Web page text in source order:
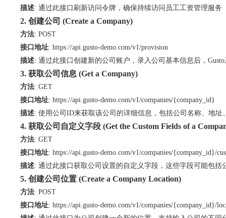
描述: 通过此接口刷新访问令牌，确保持续访问员工工资管理服
2. 创建公司 (Create a Company)
方法: POST
接口地址: https://api.gusto-demo.com/v1/provision
描述: 通过此接口创建新的公司账户，录入公司基本信息后，
3. 获取公司信息 (Get a Company)
方法: GET
接口地址: https://api.gusto-demo.com/v1/companies/{company_id}
描述: 使用公司ID来获取该公司的详细信息，包括公司名称、地址
4. 获取公司自定义字段 (Get the Custom Fields of a
方法: GET
接口地址: https://api.gusto-demo.com/v1/companies/{company_id}/
描述: 通过此接口获取公司设置的自定义字段，这些字段可能包
5. 创建公司位置 (Create a Company Location)
方法: POST
接口地址: https://api.gusto-demo.com/v1/companies/{company_id}/